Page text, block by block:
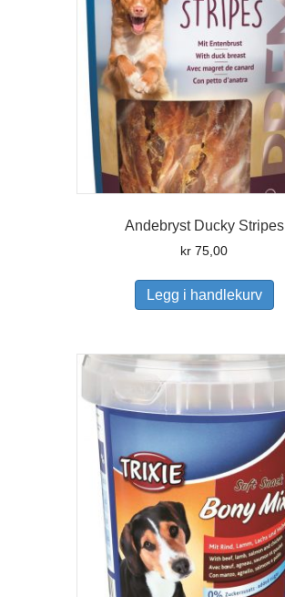
Andebryst Ducky Stripes
kr 75,00
Legg i handlekurv